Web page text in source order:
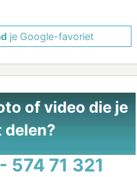
je Google-favoriet
of video die je
delen?
574 71 321